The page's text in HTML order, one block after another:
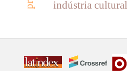
indústria cultural